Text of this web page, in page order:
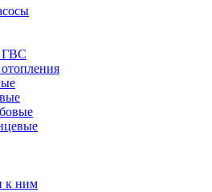
ГВС
к ним